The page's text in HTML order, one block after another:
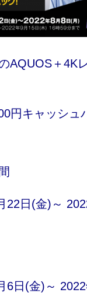
AQUOS＋4K
円キャッシュ
日(金)～
(金)～ 2022